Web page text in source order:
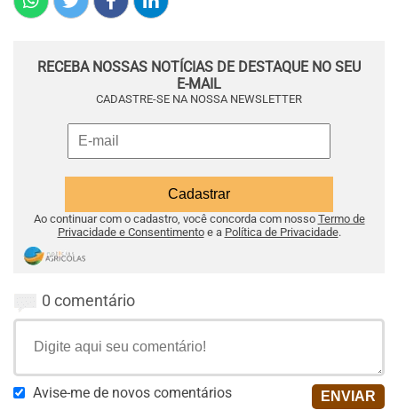
RECEBA NOSSAS NOTÍCIAS DE DESTAQUE NO SEU
E-MAIL
CADASTRE-SE NA NOSSA NEWSLETTER
Ao continuar com o cadastro, você concorda com nosso Termo de
Privacidade e Consentimentoe a Política de Privacidade.
0 comentário
Avise-me de novos comentários